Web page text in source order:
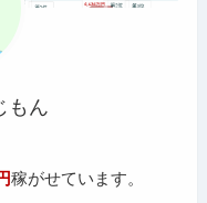
もん
稼がせています。